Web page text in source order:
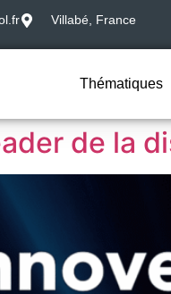
Villabé, France
Thématiques
de la